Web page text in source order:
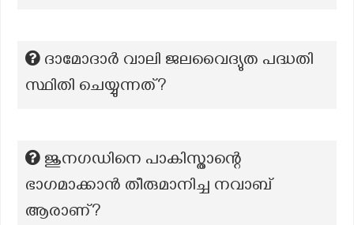
ദാമോദാർ വാലി ജലവൈദ്യുത പദ്ധതി
സ്ഥിതി ചെയ്യുന്നത്?
ജുനഗഡിനെ പാകിസ്താന്റെ
ഭാഗമാക്കാൻ തീരുമാനിച്ച നവാബ്
ആരാണ്?